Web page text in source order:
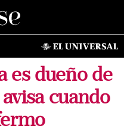
es dueño de
cuando